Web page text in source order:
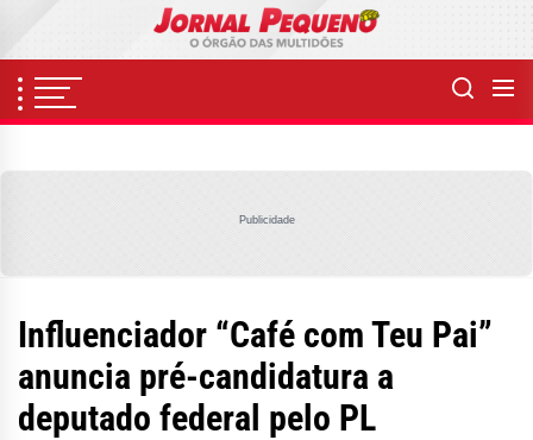
content
Publicidade
Influenciador “Café com Teu Pai”
anuncia pré-candidatura a
deputado federal pelo PL